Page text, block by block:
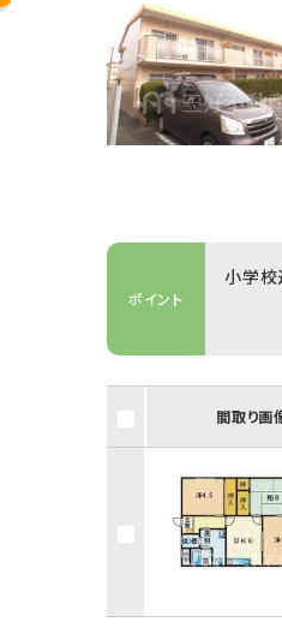
ポイント
小学校
間取り画